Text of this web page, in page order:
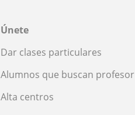
Únete
Dar clases particulares
Alumnos que buscan profesor
Alta centros